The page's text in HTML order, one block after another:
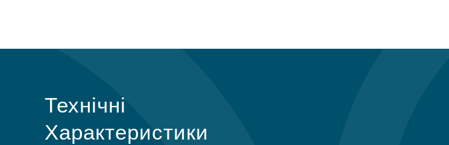
Технічні
Характеристики